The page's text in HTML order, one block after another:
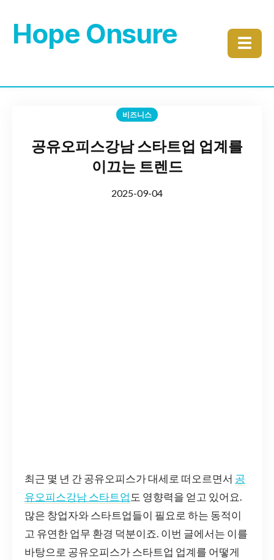
Hope Onsure ☰
비즈니스
공유오피스강남 스타트업 업계를
이끄는 트렌드
2025-09-04
최근 몇 년 간 공유오피스가 대세로 떠오르면서 공
유오피스강남 스타트업 도 영향력을 얻고 있어요.
많은 창업자와 스타트업들이 필요로 하는 동적이
고 유연한 업무 환경 덕분이죠. 이번 글에서는 이를
바탕으로 공유오피스가 스타트업 업계를 어떻게